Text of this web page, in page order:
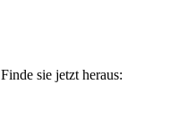
Finde sie jetzt heraus: